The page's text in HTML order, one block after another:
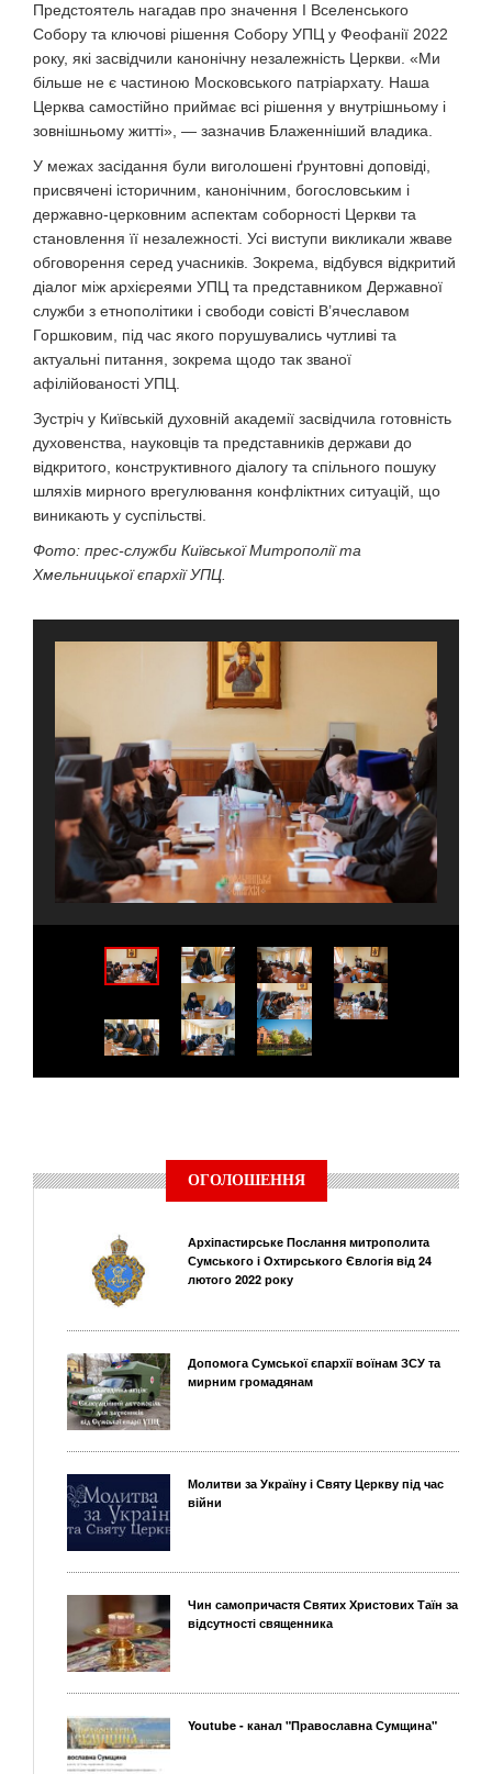
Предстоятель нагадав про значення I Вселенського
Собору та ключові рішення Собору УПЦ у Феофанії 2022
року, які засвідчили канонічну незалежність Церкви. «Ми
більше не є частиною Московського патріархату. Наша
Церква самостійно приймає всі рішення у внутрішньому і
зовнішньому житті», — зазначив Блаженніший владика.
У межах засідання були виголошені ґрунтовні доповіді,
присвячені історичним, канонічним, богословським і
державно-церковним аспектам соборності Церкви та
становлення її незалежності. Усі виступи викликали жваве
обговорення серед учасників. Зокрема, відбувся відкритий
діалог між архієреями УПЦ та представником Державної
служби з етнополітики і свободи совісті В’ячеславом
Горшковим, під час якого порушувались чутливі та
актуальні питання, зокрема щодо так званої
афілійованості УПЦ.
Зустріч у Київській духовній академії засвідчила готовність
духовенства, науковців та представників держави до
відкритого, конструктивного діалогу та спільного пошуку
шляхів мирного врегулювання конфліктних ситуацій, що
виникають у суспільстві.
Фото: прес-служби Київської Митрополії та
Хмельницької єпархії УПЦ.
ОГОЛОШЕННЯ
Архіпастирське Послання митрополита
Сумського і Охтирського Євлогія від 24
лютого 2022 року
Допомога Сумської єпархії воїнам ЗСУ та
мирним громадянам
Молитви за Україну і Святу Церкву під час
війни
Чин самопричастя Святих Христових Таїн за
відсутності священника
Youtube - канал "Православна Сумщина"